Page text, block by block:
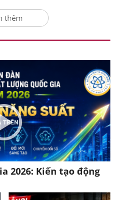
thêm
2026: Kiến tạo động